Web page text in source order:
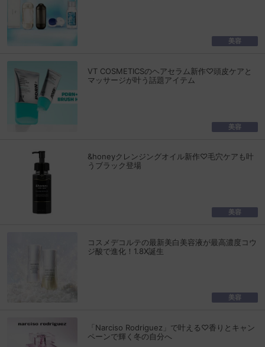
美容
VT COSMETICSのヘアセラム新作♡頭皮ケアと
マッサージが叶う話題アイテム
美容
&honeyクレンジングオイル新作♡毛穴ケアも叶
うブラック登場
美容
コスメデコルテの最新美白美容液が最高濃度コウ
ジ酸で進化！1.8X誕生
美容
「Narciso Rodriguez」で叶える♡香りとキャン
ペーンで輝く冬の自分へ